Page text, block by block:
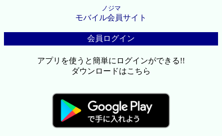
ノジマ
モバイル会員サイト
会員ログイン
アプリを使うと簡単にログインができる!!
ダウンロードはこちら